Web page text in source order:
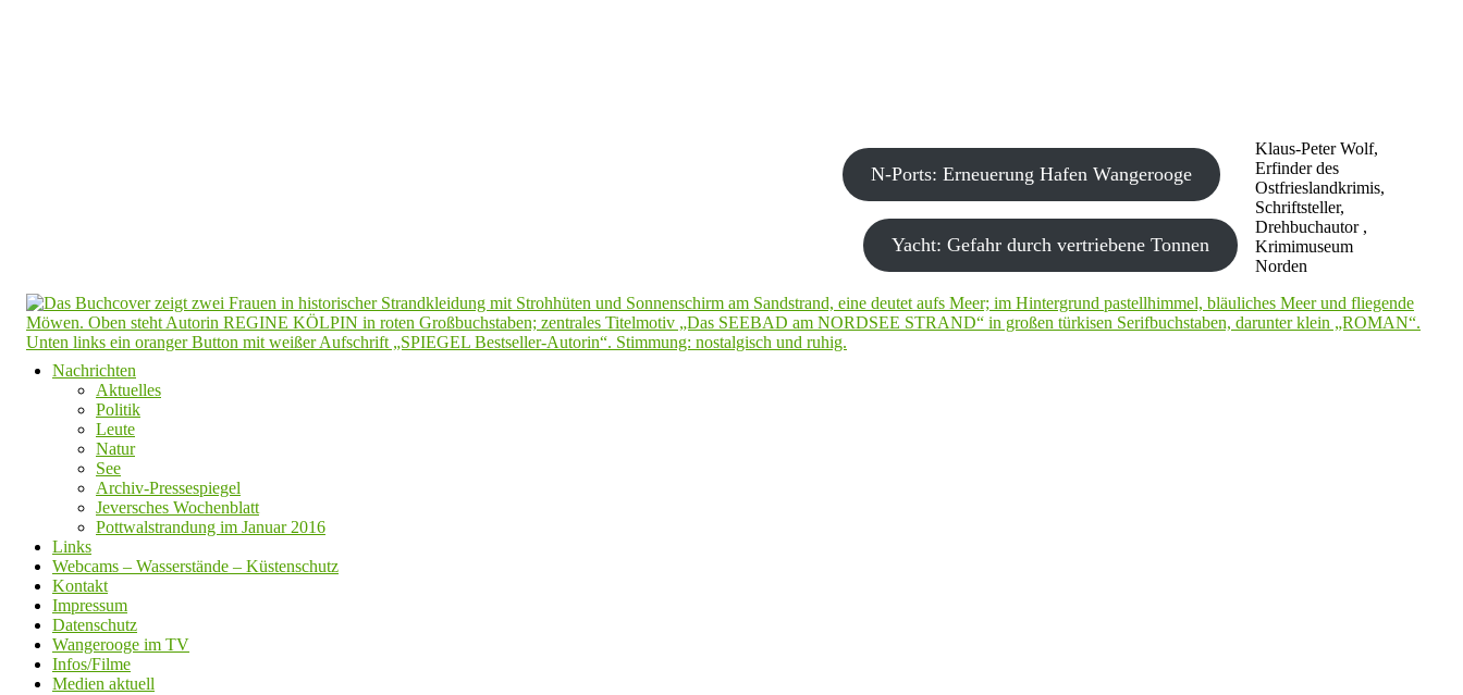
Klaus-Peter Wolf,
Erfinder des
Ostfrieslandkrimis,
Schriftsteller,
Drehbuchautor ,
Krimimuseum
Norden
N-Ports: Erneuerung Hafen Wangerooge
Yacht: Gefahr durch vertriebene Tonnen
Nachrichten
Aktuelles
Politik
Leute
Natur
See
Archiv-Pressespiegel
Jeversches Wochenblatt
Pottwalstrandung im Januar 2016
Links
Webcams – Wasserstände – Küstenschutz
Kontakt
Impressum
Datenschutz
Wangerooge im TV
Infos/Filme
Medien aktuell